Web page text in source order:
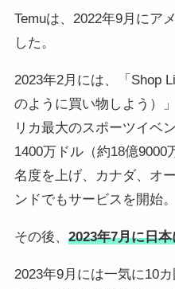
Temuは、2022年9月にア
した。
2023年2月には、「Shop
のように買い物しよう）
リカ最大のスポーツイベ
1400万ドル（約18億9000
名度を上げ、カナダ、オ
ンドでもサービスを開始。
その後、 2023年7月に日
2023年9月には一気に10